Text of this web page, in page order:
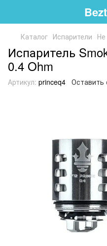
Каталог Испарители
Испаритель
0.4 Ohm
Артикул: princeq4 Оставить